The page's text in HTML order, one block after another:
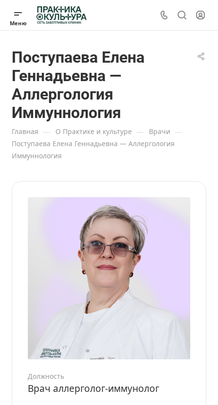
Поступаева Елена
Геннадьевна —
Аллергология
Иммуннология
Главная — О Практике и культуре — Врачи —
Поступаева Елена Геннадьевна — Аллергология
Иммуннология
Должность
Врач аллерголог-иммунолог